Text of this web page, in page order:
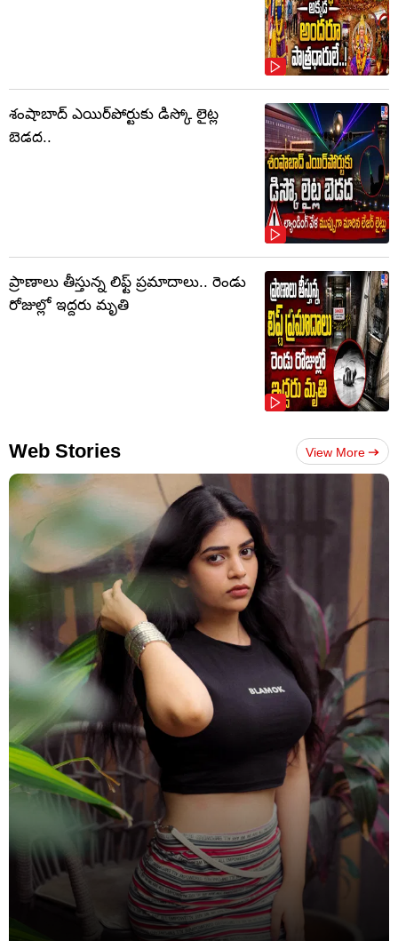
శంషాబాద్ ఎయిర్‌పోర్టుకు డిస్కో లైట్ల
బెడద..
ప్రాణాలు తీస్తున్న లిఫ్ట్‌ ప్రమాదాలు.. రెండు
రోజుల్లో ఇద్దరు మృతి
Web Stories View More